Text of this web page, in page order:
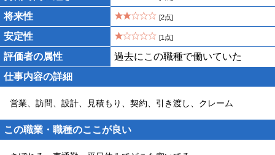
将来性 [2点]
安定性 [1点]
評価者の属性
過去にこの職種で働いていた
仕事内容の詳細
営業、訪問、設計、見積もり、契約、引き渡し、クレーム
この職業・職種のここが良い